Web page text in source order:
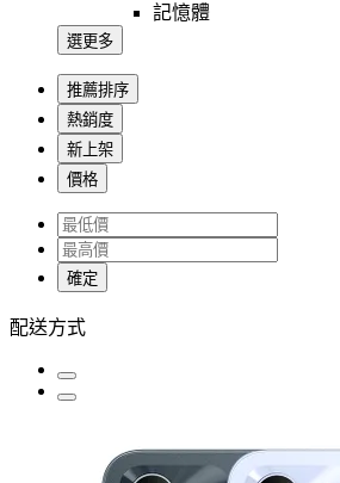
記憶體
選更多
推薦排序
熱銷度
新上架
價格
確定
配送方式